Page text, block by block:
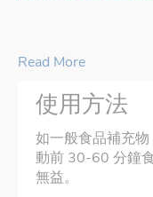
Read More
使用方法
如一般食品補充
動前 30-60 分鐘
無益。